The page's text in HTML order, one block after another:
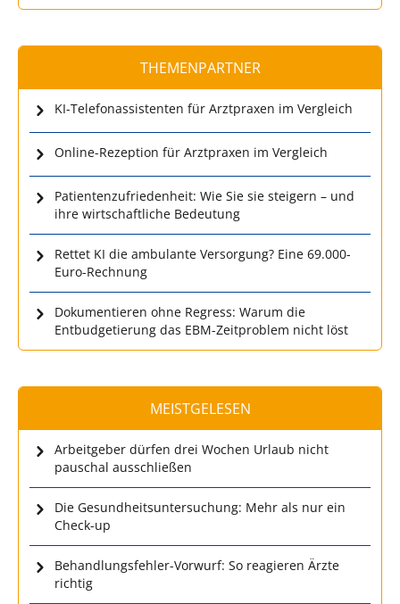
THEMENPARTNER
KI-Telefonassistenten für Arztpraxen im Vergleich
Online-Rezeption für Arztpraxen im Vergleich
Patientenzufriedenheit: Wie Sie sie steigern – und
ihre wirtschaftliche Bedeutung
Rettet KI die ambulante Versorgung? Eine 69.000-
Euro-Rechnung
Dokumentieren ohne Regress: Warum die
Entbudgetierung das EBM-Zeitproblem nicht löst
MEISTGELESEN
Arbeitgeber dürfen drei Wochen Urlaub nicht
pauschal ausschließen
Die Gesundheitsuntersuchung: Mehr als nur ein
Check-up
Behandlungsfehler-Vorwurf: So reagieren Ärzte
richtig